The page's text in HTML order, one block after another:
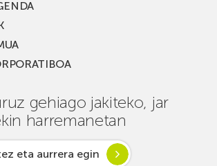
gehiago jakiteko, jar
harremanetan
eta aurrera egin